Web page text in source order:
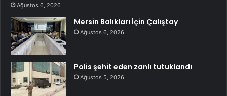
Ağustos 6, 2026
Mersin Balıkları İçin Çalıştay
Ağustos 6, 2026
Polis şehit eden zanlı tutuklandı
Ağustos 5, 2026